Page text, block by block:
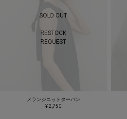
SOLD OUT
RESTOCK
REQUEST
メランジニットターバン
¥ 2,750